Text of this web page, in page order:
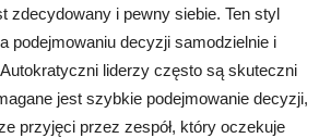
zdecydowany i pewny siebie. Ten styl
podejmowaniu decyzji samodzielnie i
liderzy często są skuteczni
jest szybkie podejmowanie decyzji,
przyjęci przez zespół, który oczekuje